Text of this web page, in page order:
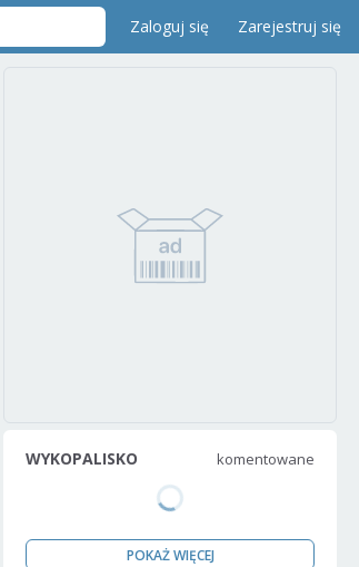
Zaloguj się Zarejestruj się
WYKOPALISKO komentowane
POKAŻ WIĘCEJ